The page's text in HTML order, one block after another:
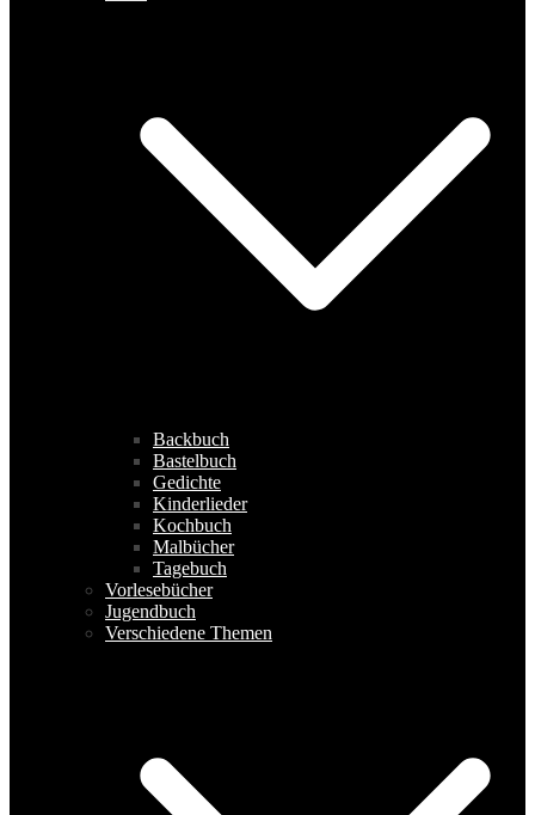
Backbuch
Bastelbuch
Gedichte
Kinderlieder
Kochbuch
Malbücher
Tagebuch
Vorlesebücher
Jugendbuch
Verschiedene Themen